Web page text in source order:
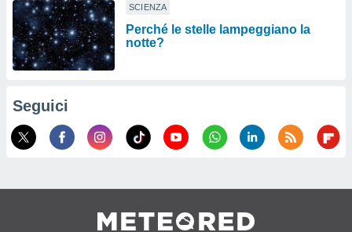
SCIENZA
Perché le stelle lampeggiano la
notte?
Seguici